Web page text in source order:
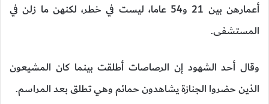
أعمارهن بين 21 و54 عاما، ليست في خطر، لكنهن ما زلن في
المستشفى.
وقال أحد الشهود إن الرصاصات أطلقت بينما كان المشيعون
الذين حضروا الجنازة يشاهدون حمائم وهي تطلق بعد المراسم.